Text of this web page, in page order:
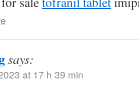
says:
at 17 h 39 min